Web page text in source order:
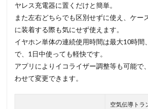
ヤレス充電器に置くだけと簡単。
また左右どちらでも区別せずに使え、ケー
に装着する際も気にせず使えます。
イヤホン単体の連続使用時間は最大10時間
で、1日中使っても軽快です。
アプリによりイコライザー調整等も可能で
わせて変更できます。
空気伝導トラ